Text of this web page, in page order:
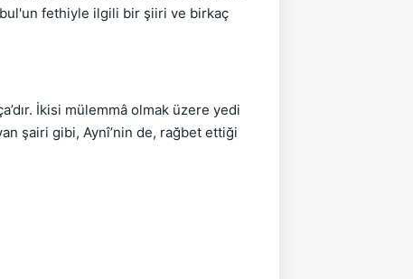
fethiy­le ilgili bir şiiri ve birkaç
İkisi mülemmâ olmak üzere yedi
şairi gibi, Aynî’nin de, rağbet ettiği